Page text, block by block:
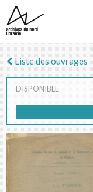
Liste des ouvrages
DISPONIBLE